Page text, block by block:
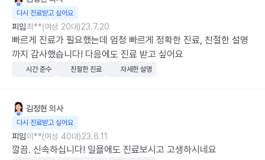
다시 진료받고 싶어요
피임최**(여성 20대)23.7.20
빠르게 진료가 필요했는데 엄청 빠르게 정확한 진료, 친절한 설명
까지 감사했습니다! 다음에도 진료 받고 싶어요
시간 준수 친절한 진료 자세한 설명
김정현 의사
다시 진료받고 싶어요
피임이**(여성 40대)23.6.11
깔끔. 신속하십니다! 일욜에도 진료보시고 고생하시네요